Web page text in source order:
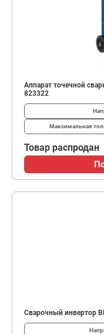
Аппарат точечной
823322
Максимальная
Товар распродан
Сварочный инвертор